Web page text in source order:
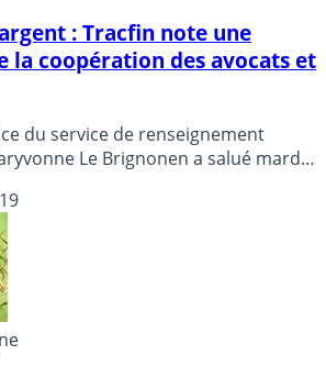
: Tracfin note une
la coopération des avocats et
du service de renseignement
Le Brignonen a salué mardi
de blanchiment d’argent ou
criminelles.